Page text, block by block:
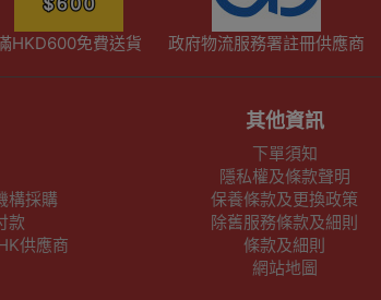
HKD600免費送貨 政府物流服務署註冊供應商
構採購
款
供應商
其他資訊
下單須知
隱私權及條款聲明
保養條款及更換政策
除舊服務條款及細則
條款及細則
網站地圖